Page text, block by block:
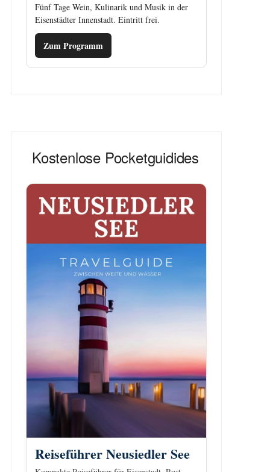
Fünf Tage Wein, Kulinarik und Musik in der
Eisenstädter Innenstadt. Eintritt frei.
Zum Programm
Kostenlose Pocketguidides
Reiseführer Neusiedler See